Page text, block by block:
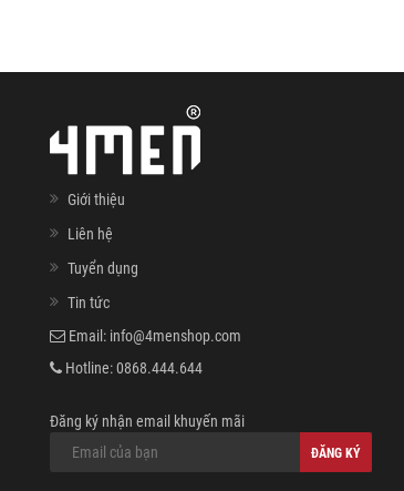
Giới thiệu
Liên hệ
Tuyển dụng
Tin tức
Email: info@4menshop.com
Hotline:0868.444.644
Đăng ký nhận email khuyến mãi
ĐĂNG KÝ